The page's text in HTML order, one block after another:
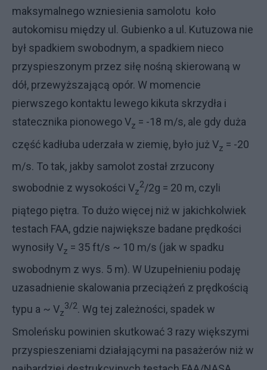
maksymalnego wzniesienia samolotu koło
autokomisu między ul. Gubienko a ul. Kutuzowa nie
był spadkiem swobodnym, a spadkiem nieco
przyspieszonym przez siłę nośną skierowaną w
dół, przewyższającą opór. W momencie
pierwszego kontaktu lewego kikuta skrzydła i
statecznika pionowego Vz = -18 m/s, ale gdy duża
część kadłuba uderzała w ziemię, było już Vz = -20
m/s. To tak, jakby samolot został zrzucony
swobodnie z wysokości Vz
2/2g = 20 m, czyli
piątego piętra. To dużo więcej niż w jakichkolwiek
testach FAA, gdzie największe badane prędkości
wynosiły Vz = 35 ft/s ~ 10 m/s (jak w spadku
swobodnym z wys. 5 m). W Uzupełnieniu podaję
uzasadnienie skalowania przeciążeń z prędkością
typu a ~ Vz
3/2. Wg tej zależności, spadek w
Smoleńsku powinien skutkować 3 razy większymi
przyspieszeniami działającymi na pasażerów niż w